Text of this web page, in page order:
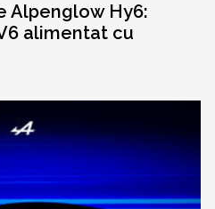
Alpenglow Hy6:
alimentat cu